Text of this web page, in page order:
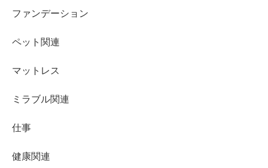
ファンデーション
ペット関連
マットレス
ミラブル関連
仕事
健康関連